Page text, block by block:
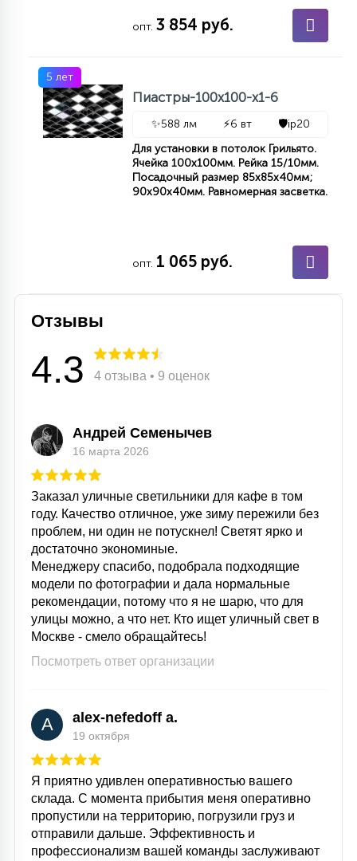
УПРАВЛЕНИЕ СВЕТОМ
КОМПЛЕКТУЮЩИЕ
СТЕКЛЯННЫЕ
НАПОЛЬНЫЕ
НАСТЕННЫЕ
С УПРАВЛЕНИЕМ
АКСЕССУАРЫ
опт. 3 854 руб.
5 лет
Пиастры-100х100-х1-6
✨588 лм ⚡6 вт 🛡️ip20
Для установки в потолок Грильято.
Ячейка 100x100мм. Рейка 15/10мм.
Посадочный размер 85x85x40мм;
90x90x40мм. Равномерная засветка.
опт. 1 065 руб.
Отзывы
4.3 4 отзыва • 9 оценок
Андрей Семенычев
16 марта 2026
Заказал уличные светильники для кафе в том
году. Качество отличное, уже зиму пережили без
проблем, ни один не потускнел! Светят ярко и
достаточно экономиные.
Менеджеру спасибо, подобрала подходящие
модели по фотографии и дала нормальные
рекомендации, потому что я не шарю, что для
улицы можно, а что нет. Кто ищет уличный свет в
Москве - смело обращайтесь!
Посмотреть ответ организации
A alex-nefedoff a.
19 октября
Я приятно удивлен оперативностью вашего
склада. С момента прибытия меня оперативно
пропустили на территорию, погрузили груз и
отправили дальше. Эффективность и
профессионализм вашей команды заслуживают